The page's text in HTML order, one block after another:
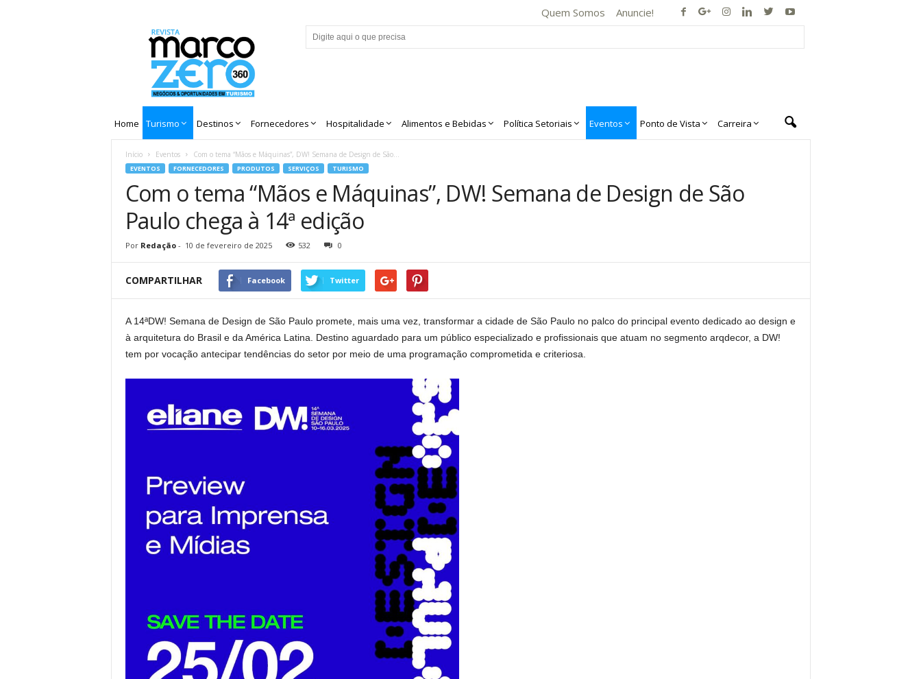
Quem Somos Anuncie!
Home Turismo Destinos Fornecedores Hospitalidade Alimentos e Bebidas Política Setoriais Eventos Ponto de Vista Carreira
Início Eventos Com o tema “Mãos e Máquinas”, DW! Semana de Design de São...
EVENTOS FORNECEDORES PRODUTOS SERVIÇOS TURISMO
Com o tema “Mãos e Máquinas”, DW! Semana de Design de São
Paulo chega à 14ª edição
Por Redação- 10 de fevereiro de 2025 532 0
COMPARTILHAR Facebook Twitter
A 14ªDW! Semana de Design de São Paulo promete, mais uma vez, transformar a cidade de São Paulo no palco do principal evento dedicado ao design e
à arquitetura do Brasil e da América Latina. Destino aguardado para um público especializado e profissionais que atuam no segmento arqdecor, a DW!
tem por vocação antecipar tendências do setor por meio de uma programação comprometida e criteriosa.